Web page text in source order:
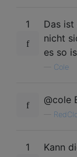
1
Das ist
nicht
es so
Cole
@cole
1 Kann